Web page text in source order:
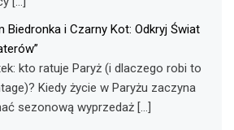
Biedronka i Czarny Kot: Odkryj Świat
kto ratuje Paryż (i dlaczego robi to
Kiedy życie w Paryżu zaczyna
sezonową wyprzedaż […]